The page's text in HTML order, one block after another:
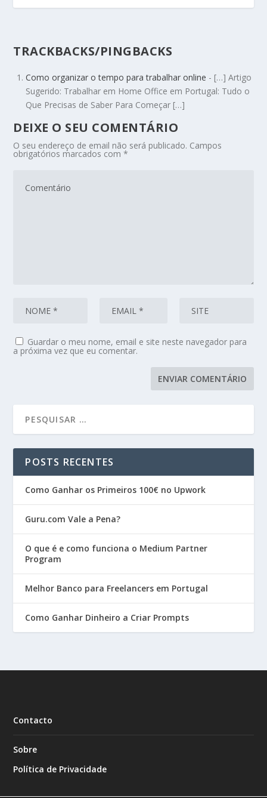
TRACKBACKS/PINGBACKS
Como organizar o tempo para trabalhar online - […] Artigo
Sugerido: Trabalhar em Home Office em Portugal: Tudo o
Que Precisas de Saber Para Começar […]
DEIXE O SEU COMENTÁRIO
O seu endereço de email não será publicado. Campos
obrigatórios marcados com*
Guardar o meu nome, email e site neste navegador para
a próxima vez que eu comentar.
POSTS RECENTES
Como Ganhar os Primeiros 100€ no Upwork
Guru.com Vale a Pena?
O que é e como funciona o Medium Partner
Program
Melhor Banco para Freelancers em Portugal
Como Ganhar Dinheiro a Criar Prompts
Contacto
Sobre
Política de Privacidade